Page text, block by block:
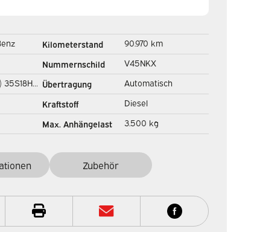
35S18HV
FREE!
LED/
Spoiler/ Gev.stoel/
Adapt.Cruise/ Navi/
Carplay/ Klima/ 44
Kilometerstand
90.970 km
Nummernschild
V45NKX
Übertragung
Automatisch
Kraftstoff
Diesel
Max. Anhängelast
3.500 kg
Zubehör